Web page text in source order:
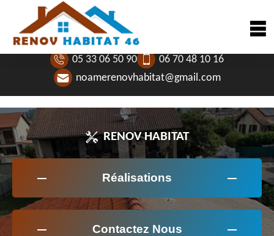
05 33 06 50 90
06 70 48 10 16
noamerenovhabitat@gmail.com
RENOV HABITAT
Réalisations
Contactez Nous